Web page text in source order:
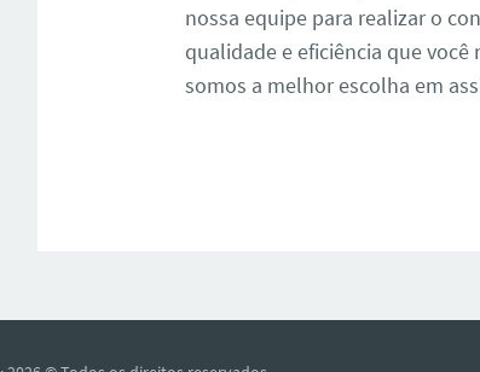
nossa equipe para realizar o
qualidade e eficiência que
somos a melhor escolha em